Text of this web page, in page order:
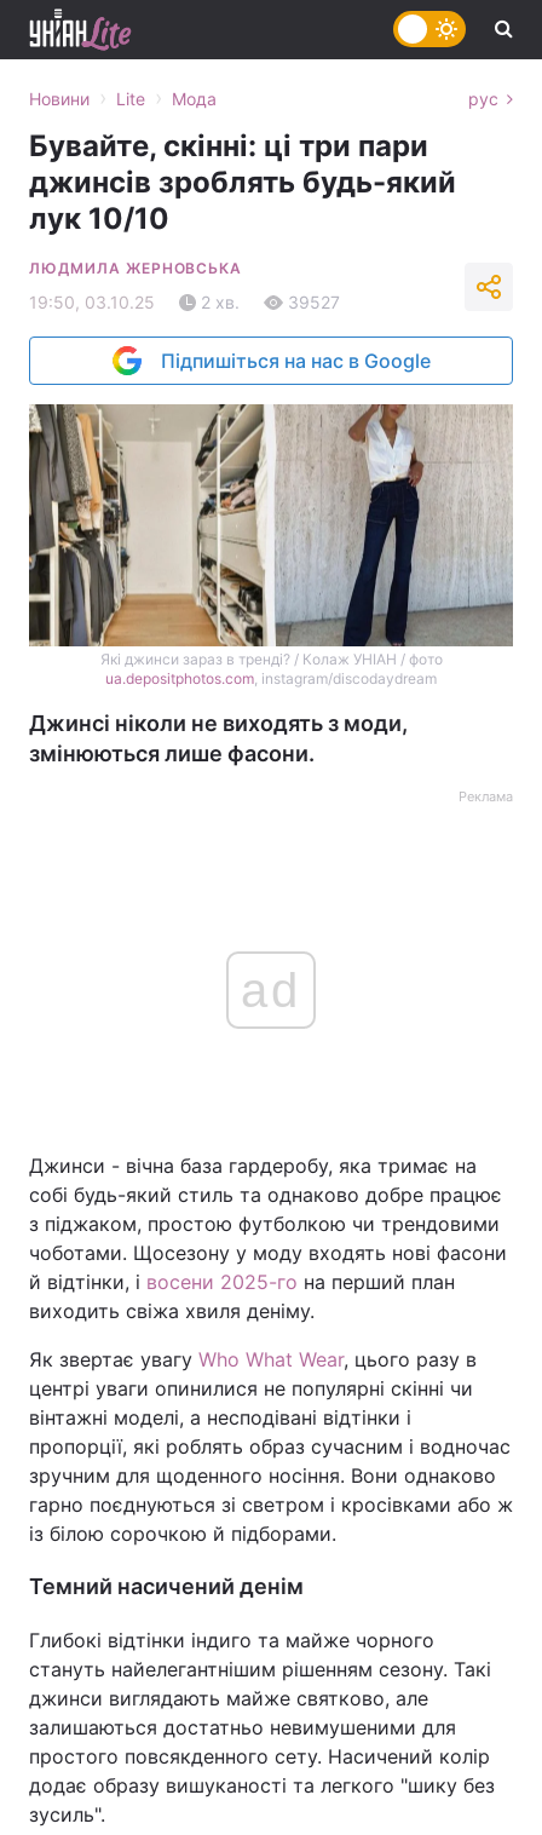
Головна Війна
Україна
Економіка Світ
Наука
Техно і зв'язок Лайт
Зброя Інциденти
Здоров'я Туризм
Лонгріди
Відео з Youtube Статті
Інтерв'ю Думки
Новини › Lite › Мода рус
Бувайте, скінні: ці три пари
джинсів зроблять будь-який
лук 10/10
ЛЮДМИЛА ЖЕРНОВСЬКА
19:50, 03.10.25 2 хв. 39527
Підпишіться на нас в Google
Які джинси зараз в тренді? / Колаж УНІАН / фото
ua.depositphotos.com, instagram/discodaydream
Джинсі ніколи не виходять з моди,
змінюються лише фасони.
Реклама
ad
Джинси - вічна база гардеробу, яка тримає на
собі будь-який стиль та однаково добре працює
з піджаком, простою футболкою чи трендовими
чоботами. Щосезону у моду входять нові фасони
й відтінки, і восени 2025-го на перший план
виходить свіжа хвиля деніму.
Як звертає увагу Who What Wear, цього разу в
центрі уваги опинилися не популярні скінні чи
вінтажні моделі, а несподівані відтінки і
пропорції, які роблять образ сучасним і водночас
зручним для щоденного носіння. Вони однаково
гарно поєднуються зі светром і кросівками або ж
із білою сорочкою й підборами.
Темний насичений денім
Глибокі відтінки індиго та майже чорного
стануть найелегантнішим рішенням сезону. Такі
джинси виглядають майже святково, але
залишаються достатньо невимушеними для
простого повсякденного сету. Насичений колір
додає образу вишуканості та легкого "шику без
зусиль".